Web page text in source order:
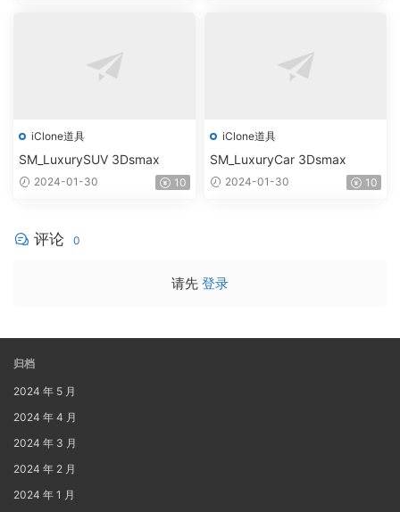
iClone道具
SM_LuxurySUV 3Dsmax
2024-01-30 10
iClone道具
SM_LuxuryCar 3Dsmax
2024-01-30 10
评论 0
请先 登录
归档
2024 年 5 月
2024 年 4 月
2024 年 3 月
2024 年 2 月
2024 年 1 月